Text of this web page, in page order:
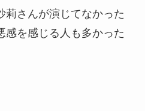
莉さんが演じてなかった
感を感じる人も多かった